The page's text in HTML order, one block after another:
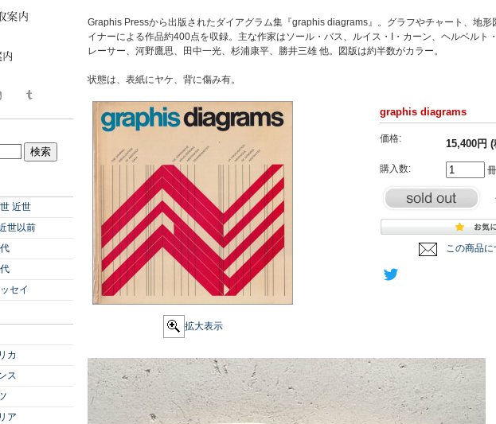
近世
世以前
セイ
カ
ス
ア
Graphis Pressから出版されたダイアグラム集『graphis diagrams』。グラフやチャート、地
イナーによる作品約400点を収録。主な作家はソール・バス、ルイス・I・カーン、ヘルベルト
レーサー、河野鷹思、田中一光、杉浦康平、勝井三雄 他。図版は約半数がカラー。
状態は、表紙にヤケ、背に傷み有。
拡大表示
graphis diagrams
価格: 15,400円 (
購入数: 冊
この商品